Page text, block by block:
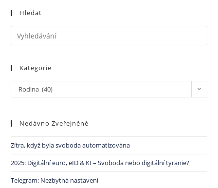
Hledat
Kategorie
Rodina (40)
Nedávno Zveřejněné
Zítra, když byla svoboda automatizována
2025: Digitální euro, eID & KI – Svoboda nebo digitální tyranie?
Telegram: Nezbytná nastavení